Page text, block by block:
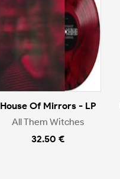
House Of Mirrors - LP
All Them Witches
32.50 €